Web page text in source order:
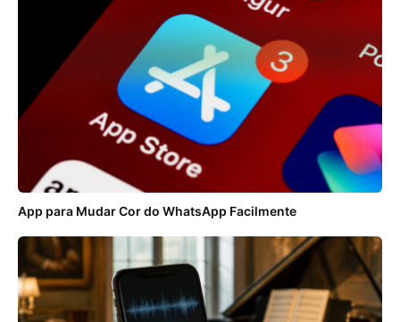
App para Mudar Cor do WhatsApp Facilmente